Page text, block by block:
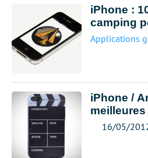
iPhone :
camping
Applications
iPhone /
16/05/